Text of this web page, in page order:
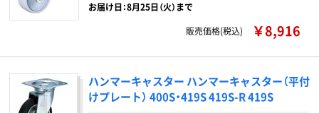
お届け日：8月25日（火）まで
販売価格(税込)
￥8,916
ハンマーキャスター ハンマーキャスター（平付
けプレート） 400S・419S 419S-R 419S